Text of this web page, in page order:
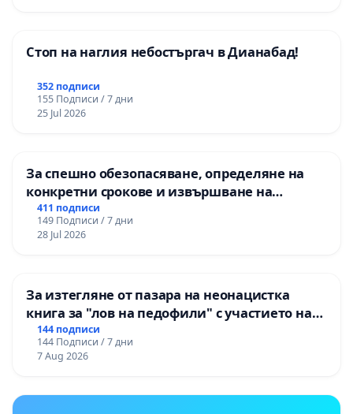
Стоп на наглия небостъргач в Дианабад!
352 подписи
155 Подписи / 7 дни
25 Jul 2026
За спешно обезопасяване, определяне на
конкретни срокове и извършване на
цялостна рехабилитация на
републиканския път между пътен възел АМ
„Тракия“ - гр. Ихтиман - с. Мирово - к.к.
411 подписи
149 Подписи / 7 дни
28 Jul 2026
За изтегляне от пазара на неонацистка
книга за "лов на педофили" с участието на
деца
144 подписи
144 Подписи / 7 дни
7 Aug 2026